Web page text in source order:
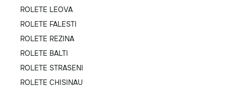
ROLETE LEOVA
ROLETE FALESTI
ROLETE REZINA
ROLETE BALTI
ROLETE STRASENI
ROLETE CHISINAU